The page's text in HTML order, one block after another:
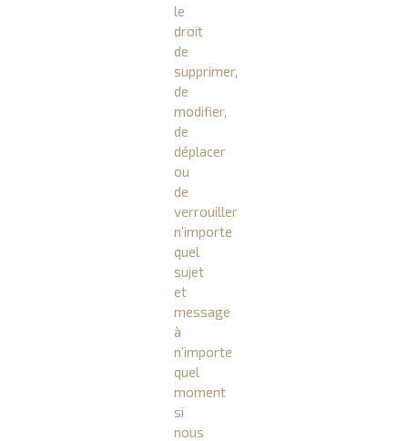
le
droit
de
supprimer,
de
modifier,
de
déplacer
ou
de
verrouiller
n’importe
quel
sujet
et
message
à
n’importe
quel
moment
si
nous